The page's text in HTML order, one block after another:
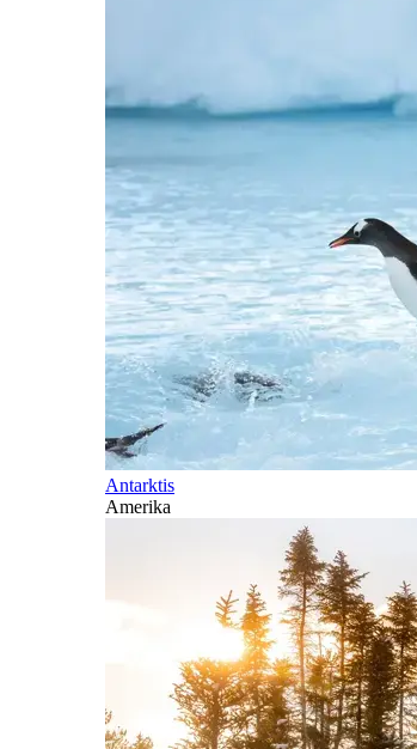
Antarktis
Amerika